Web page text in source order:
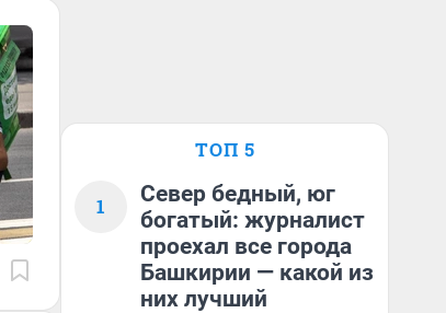
ТОП 5
1
Север бедный, юг
богатый: журналист
проехал все города
Башкирии — какой из
них лучший